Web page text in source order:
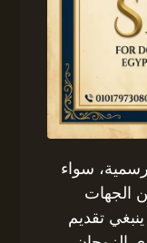
سواء
الجهات
تقديم